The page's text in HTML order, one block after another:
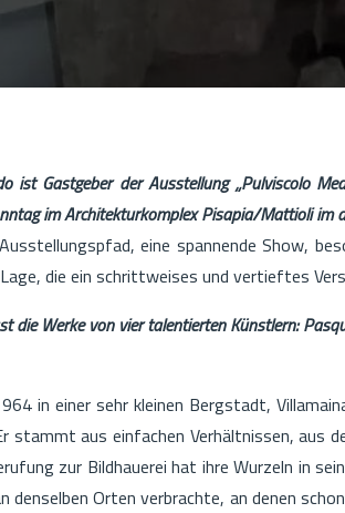
ist Gastgeber der Ausstellung „Pulviscolo
im Architekturkomplex Pisapia/Mattioli im
eine spannende Show,
die ein schrittweises und vertieftes
die Werke von vier talentierten Künstlern:
in einer sehr kleinen Bergstadt,
stammt aus einfachen Verhältnissen, aus
zur Bildhauerei hat ihre Wurzeln in
denselben Orten verbrachte, an denen